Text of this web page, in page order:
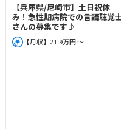
【兵庫県/尼崎市】土日祝休
み！急性期病院での言語聴覚
さんの募集です♪
【月収】21.9万円 ～